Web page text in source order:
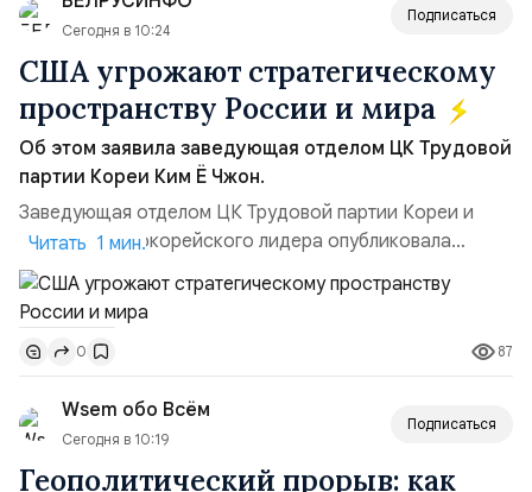
Сегодня в 10:24
Подписаться
США угрожают стратегическому
пространству России и мира
Об этом заявила заведующая отделом ЦК Трудовой
партии Кореи Ким Ё Чжон.
Заведующая отделом ЦК Трудовой партии Кореи и
сестра северокорейского лидера опубликовала
заявление для прессы в ответ на проведение Токио
совместных с флотом США запусков крылатых ракет
Томагавк.«Япония отбросила обманчивую видимость
„исключительно оборонительной страны“ и выносит
вопрос о собственном ядерном вооружении на
всеобщее обозрение, одновреме...
Читать 1 мин.
0 87
Wsem обо Всём
Сегодня в 10:19
Подписаться
Геополитический прорыв: как